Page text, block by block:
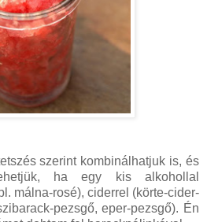
szerint kombinálhatjuk is, és
ha egy kis alkohollal
málna-rosé), ciderrel (körte-cider-
pezsgő, eper-pezsgő). Én